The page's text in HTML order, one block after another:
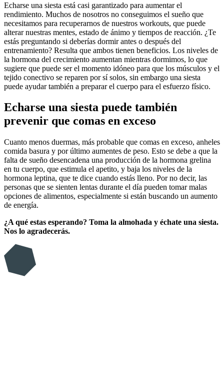
Echarse una siesta está casi garantizado para aumentar el
rendimiento. Muchos de nosotros no conseguimos el sueño que
necesitamos para recuperarnos de nuestros workouts, que puede
alterar nuestras mentes, estado de ánimo y tiempos de reacción. ¿Te
estás preguntando si deberías dormir antes o después del
entrenamiento? Resulta que ambos tienen beneficios. Los niveles de
la hormona del crecimiento aumentan mientras dormimos, lo que
sugiere que puede ser el momento idóneo para que los músculos y el
tejido conectivo se reparen por sí solos, sin embargo una siesta
puede ayudar también a preparar el cuerpo para el esfuerzo físico.
Echarse una siesta puede también
prevenir que comas en exceso
Cuanto menos duermas, más probable que comas en exceso, anheles
comida basura y por último aumentes de peso. Esto se debe a que la
falta de sueño desencadena una producción de la hormona grelina
en tu cuerpo, que estimula el apetito, y baja los niveles de la
hormona leptina, que te dice cuando estás lleno. Por no decir, las
personas que se sienten lentas durante el día pueden tomar malas
opciones de alimentos, especialmente si están buscando un aumento
de energía.
¿A qué estas esperando? Toma la almohada y échate una siesta.
Nos lo agradecerás.